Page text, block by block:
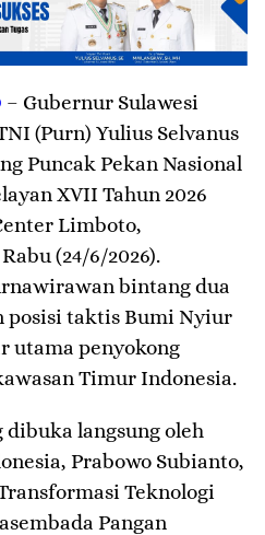
– Gubernur Sulawesi
(Purn) Yulius Selvanus
Puncak Pekan Nasional
XVII Tahun 2026
Limboto,
(24/6/2026).
bintang dua
posisi taktis Bumi Nyiur
utama penyokong
Timur Indonesia.
langsung oleh
Prabowo Subianto,
Teknologi
Pangan